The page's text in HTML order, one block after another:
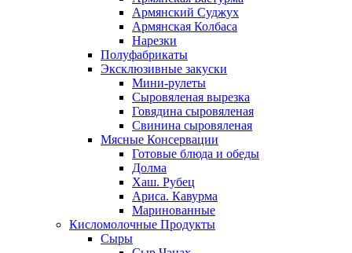
Армянский Суджух
Армянская Колбаса
Нарезки
Полуфабрикаты
Эксклюзивные закуски
Мини-рулеты
Сыровяленая вырезка
Говядина сыровяленая
Свинина сыровяленая
Мясные Консервации
Готовые блюда и обеды
Долма
Хаш. Рубец
Ариса. Кавурма
Маринованные
Кисломолочные Продукты
Сыры